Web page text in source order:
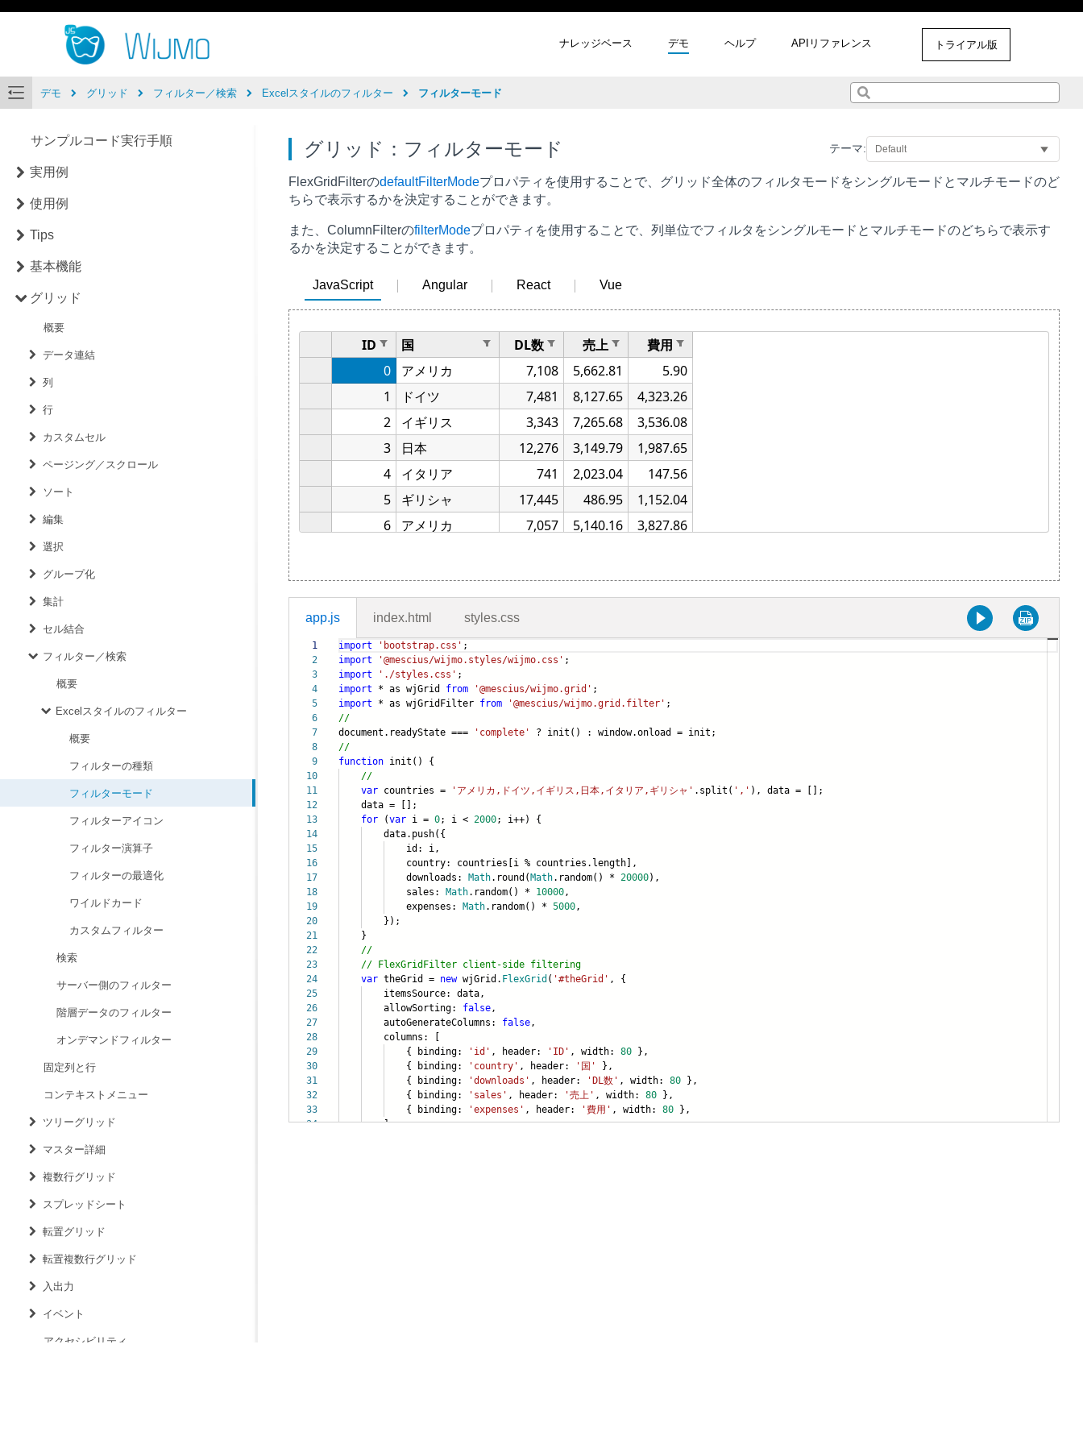
ナレッジベース デモ ヘルプ APIリファレンス トライアル版
デモ グリッド フィルター／検索 Excelスタイルのフィルター フィルターモード
サンプルコード実行手順
実用例
使用例
Tips
基本機能
グリッド
概要
データ連結
列
行
カスタムセル
ページング／スクロール
ソート
編集
選択
グループ化
集計
セル結合
フィルター／検索
概要
Excelスタイルのフィルター
概要
フィルターの種類
フィルターモード
フィルターアイコン
フィルター演算子
フィルターの最適化
ワイルドカード
カスタムフィルター
検索
サーバー側のフィルター
階層データのフィルター
オンデマンドフィルター
固定列と行
コンテキストメニュー
ツリーグリッド
マスター詳細
複数行グリッド
スプレッドシート
転置グリッド
転置複数行グリッド
入出力
イベント
アクセシビリティ
グリッド：フィルターモード テーマ:
FlexGridFilterのdefaultFilterModeプロパティを使用することで、グリッド全体のフィルタモードをシングルモードとマルチモードのど
ちらで表示するかを決定することができます。
また、ColumnFilterのfilterModeプロパティを使用することで、列単位でフィルタをシングルモードとマルチモードのどちらで表示す
るかを決定することができます。
JavaScript Angular React Vue
app.js index.html styles.css
1
2
3
4
5
6
7
8
9
10
11
12
13
14
15
16
17
18
19
20
21
22
23
24
25
26
27
28
29
30
31
32
33
34
import 'bootstrap.css' ;
import
'@mescius/wijmo.styles/wijmo.css' ;
import
'./styles.css' ;
import * as wjGrid from '@mescius/wijmo.grid' ;
import * as wjGridFilter from '@mescius/wijmo.grid.filter' ;
//
document.readyState ===
'complete'
? init() : window.onload = init;
//
function init() {
//
var countries = 'アメリカ,ドイツ,イギリス,日本,イタリア,ギリシャ' .split( ',' ), data = [];
data = [];
for (var i = 0; i < 2000; i++) {
data.push({
id: i,
country: countries[i % countries.lengt h],
downloads: Math.round( Math.random() * 20000),
sales: Math.random() * 10000,
expenses: Math.random() * 5000,
});
}
//
// FlexGridFilter client-side filtering
var theGrid = newwjGrid. FlexGrid ( '#theGrid' , {
itemsSource: data,
allowSorting: false,
autoGenerateColumns: false,
columns: [
{ binding:
'id' , header: 'ID' , width: 80 },
{ binding:
'country' , header: '国'
},
{ binding:
'downloads' , header: 'DL数' , width: 80 },
{ binding:
'sales' , header: '売上' , width: 80 },
{ binding:
'expenses' , header: '費用' , width: 80 },
],